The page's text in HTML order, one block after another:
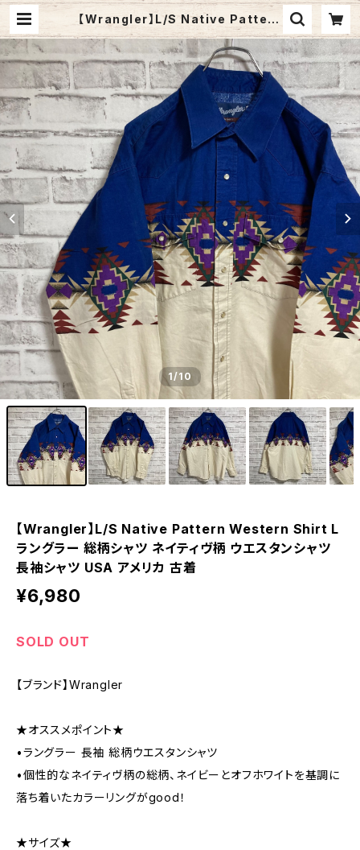
【Wrangler】L/S Native Pattern
Western Shirt L ラングラー 総柄
シャツ ネイティヴ柄 ウエスタンシャツ
長袖シャツ USA アメリカ 古着 | Fuz
zy Fuzzy
1/10
【Wrangler】L/S Native Pattern Western Shirt L
ラングラー 総柄シャツ ネイティヴ柄 ウエスタンシャツ
長袖シャツ USA アメリカ 古着
¥6,980
SOLD OUT
【ブランド】Wrangler
★オススメポイント★
•ラングラー 長袖 総柄ウエスタンシャツ
•個性的なネイティヴ柄の総柄、ネイビーとオフホワイトを基調に
落ち着いたカラーリングがgood！
★サイズ★